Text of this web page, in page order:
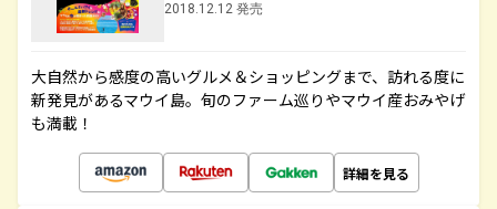
2018.12.12 発売
大自然から感度の高いグルメ＆ショッピングまで、訪れる度に
新発見があるマウイ島。旬のファーム巡りやマウイ産おみやげ
も満載！
詳細を見る